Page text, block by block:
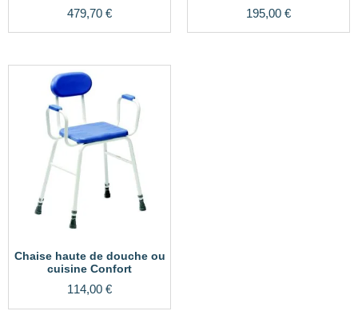
479,70 € 195,00 €
Chaise haute de douche ou
cuisine Confort
114,00 €